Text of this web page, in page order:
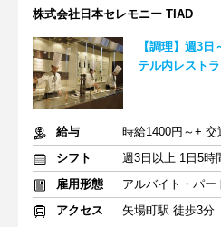
株式会社日本セレモニー TIAD
【調理】週3
テル内レスト
給与
時給1400円～+ 交
シフト
週3日以上 1日5時
雇用形態
アルバイト・パー
アクセス
矢場町駅 徒歩3分